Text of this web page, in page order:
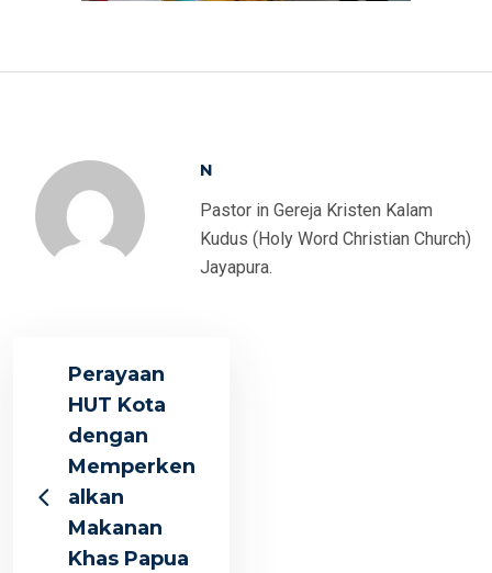
N
Pastor in Gereja Kristen Kalam
Kudus (Holy Word Christian Church)
Jayapura.
Perayaan
HUT Kota
dengan
Memperken
alkan
Makanan
Khas Papua